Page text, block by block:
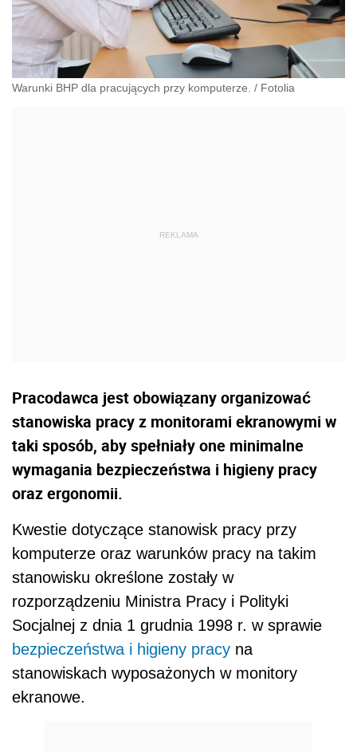
Warunki BHP dla pracujących przy komputerze. / Fotolia
Pracodawca jest obowiązany organizować
stanowiska pracy z monitorami ekranowymi w
taki sposób, aby spełniały one minimalne
wymagania bezpieczeństwa i higieny pracy
oraz ergonomii.
Kwestie dotyczące stanowisk pracy przy
komputerze oraz warunków pracy na takim
stanowisku określone zostały w
rozporządzeniu Ministra Pracy i Polityki
Socjalnej z dnia 1 grudnia 1998 r. w sprawie
bezpieczeństwa i higieny pracy na
stanowiskach wyposażonych w monitory
ekranowe.